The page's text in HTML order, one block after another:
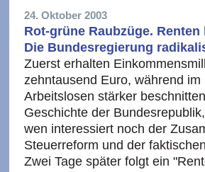
24. Oktober 2003
Rot-grüne Raubzüge.
Die Bundesregierung
Zuerst erhalten
zehntausend Euro, während
Arbeitslosen stärker
Geschichte der
wen interessiert noch der
Steuerreform und der
Zwei Tage später folgt ein